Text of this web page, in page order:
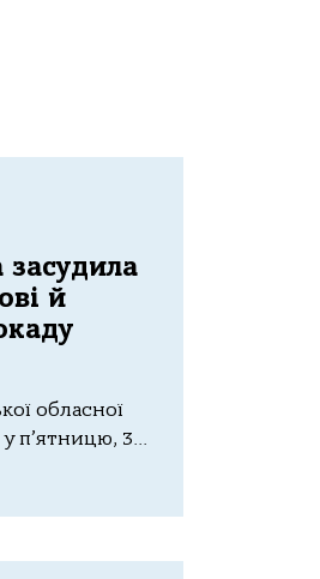
й
обласної
у п’ятницю, 3...